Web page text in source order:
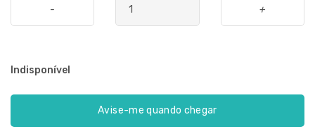
- +
Indisponível
Avise-me quando chegar